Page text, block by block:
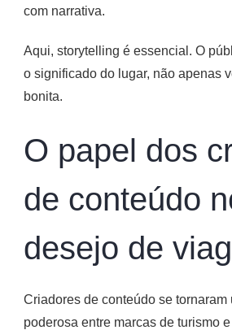
com narrativa.
Aqui, storytelling é essencial. O
o significado do lugar, não apenas
bonita.
O papel dos
de conteúdo
desejo de
Criadores de conteúdo se tornaram
poderosa entre marcas de turismo